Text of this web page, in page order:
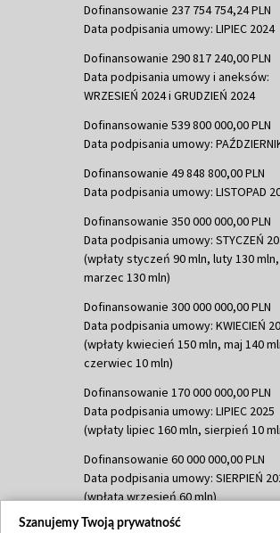
Dofinansowanie 237 754 754,24 PLN
Data podpisania umowy: LIPIEC 2024
Dofinansowanie 290 817 240,00 PLN
Data podpisania umowy i aneksów:
WRZESIEŃ 2024 i GRUDZIEŃ 2024
Dofinansowanie 539 800 000,00 PLN
Data podpisania umowy:
Dofinansowanie 49 848 800,00 PLN
Data podpisania umowy: LISTOPAD
Dofinansowanie 350 000 000,00 PLN
Data podpisania umowy: STYCZEŃ
(wpłaty styczeń 90 mln, luty 130 mln,
marzec 130 mln)
Dofinansowanie 300 000 000,00 PLN
Data podpisania umowy: KWIECIEŃ
(wpłaty kwiecień 150 mln, maj 140
czerwiec 10 mln)
Dofinansowanie 170 000 000,00 PLN
Data podpisania umowy: LIPIEC 2025
(wpłaty lipiec 160 mln, sierpień 10
Dofinansowanie 60 000 000,00 PLN
Data podpisania umowy: SIERPIEŃ
(wpłata wrzesień 60 mln)
Dofinansowanie 635 783 051,21 PLN
Szanujemy Twoją prywatność